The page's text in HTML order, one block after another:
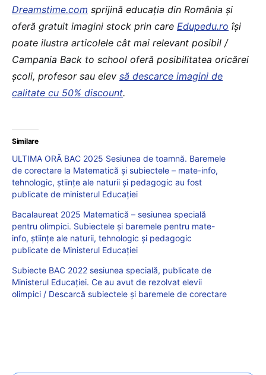
Dreamstime.com sprijină educaţia din România şi
oferă gratuit imagini stock prin care Edupedu.ro îşi
poate ilustra articolele cât mai relevant posibil /
Campania Back to school oferă posibilitatea oricărei
școli, profesor sau elev să descarce imagini de
calitate cu 50% discount.
Similare
ULTIMA ORĂ BAC 2025 Sesiunea de toamnă. Baremele
de corectare la Matematică și subiectele – mate-info,
tehnologic, științe ale naturii și pedagogic au fost
publicate de ministerul Educației
Bacalaureat 2025 Matematică – sesiunea specială
pentru olimpici. Subiectele și baremele pentru mate-
info, științe ale naturii, tehnologic și pedagogic
publicate de Ministerul Educației
Subiecte BAC 2022 sesiunea specială, publicate de
Ministerul Educației. Ce au avut de rezolvat elevii
olimpici / Descarcă subiectele și baremele de corectare